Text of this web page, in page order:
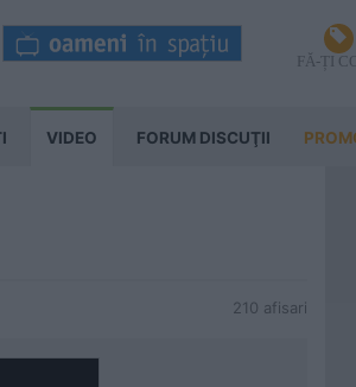
FĂ-ȚI
VIDEO FORUM DISCUŢII
210 afisari